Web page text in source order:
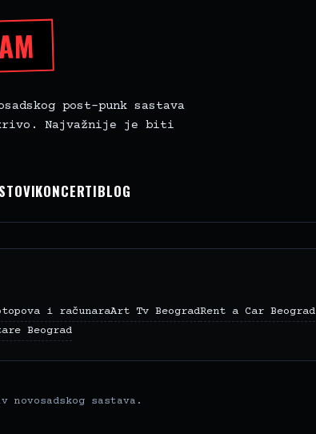
post-punk sastava
Najvažnije je biti
KONCERTIBLOG
i računaraArt Tv BeogradRent a Car Beograd
Beograd
novosadskog sastava.